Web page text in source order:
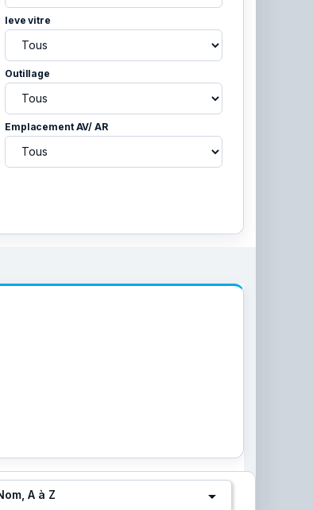
leve vitre
Outillage
Emplacement AV/ AR
A à Z 